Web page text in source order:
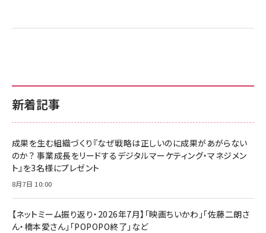
新着記事
成果を生む組織づくり『なぜ戦略は正しいのに成果があがらない
のか？ 事業成長をリードするデジタルマーケティング・マネジメン
ト』を3名様にプレゼント
8月7日 10:00
【ネットミーム振り返り・2026年7月】「映画ちいかわ」「佐藤二朗さ
ん・橋本愛さん」「POPOPO終了」など